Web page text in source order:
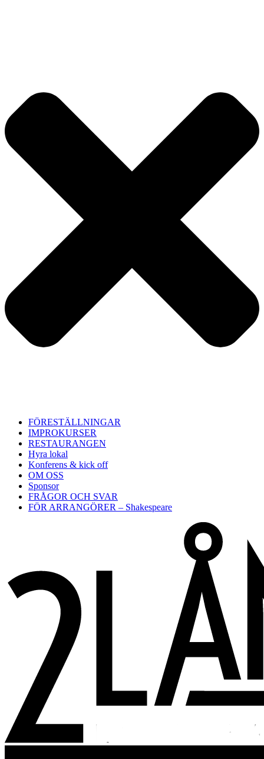
FÖRESTÄLLNINGAR
IMPROKURSER
RESTAURANGEN
Hyra lokal
Konferens & kick off
OM OSS
Sponsor
FRÅGOR OCH SVAR
FÖR ARRANGÖRER – Shakespeare